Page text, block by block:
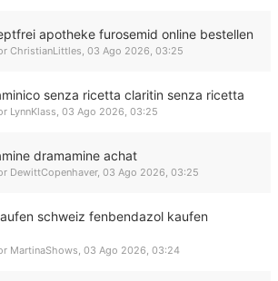
apotheke furosemid online bestellen
ChristianLittles, 03 Ago 2026, 03:25
senza ricetta claritin senza ricetta
LynnKlass, 03 Ago 2026, 03:25
dramamine achat
DewittCopenhaver, 03 Ago 2026, 03:25
schweiz fenbendazol kaufen
MartinaShows, 03 Ago 2026, 03:24